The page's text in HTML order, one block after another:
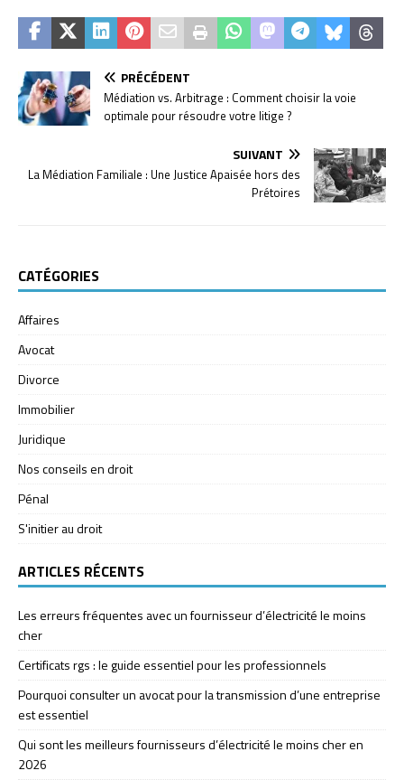
PRÉCÉDENT
Médiation vs. Arbitrage : Comment choisir la voie
optimale pour résoudre votre litige ?
SUIVANT
La Médiation Familiale : Une Justice Apaisée hors des
Prétoires
CATÉGORIES
Affaires
Avocat
Divorce
Immobilier
Juridique
Nos conseils en droit
Pénal
S'initier au droit
ARTICLES RÉCENTS
Les erreurs fréquentes avec un fournisseur d’électricité le moins
cher
Certificats rgs : le guide essentiel pour les professionnels
Pourquoi consulter un avocat pour la transmission d’une entreprise
est essentiel
Qui sont les meilleurs fournisseurs d’électricité le moins cher en
2026